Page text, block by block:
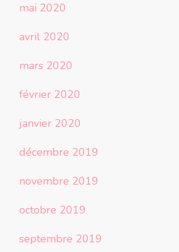
mai 2020
avril 2020
mars 2020
février 2020
janvier 2020
décembre 2019
novembre 2019
octobre 2019
septembre 2019